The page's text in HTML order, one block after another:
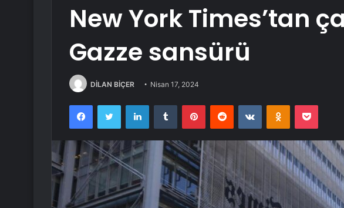
New York Times’tan
Gazze sansürü
DİLAN BİÇER Nisan 17, 2024
FacebookTwitter LinkedInTumblr PinterestReddit VKontakteOdnoklassniki
Pocket